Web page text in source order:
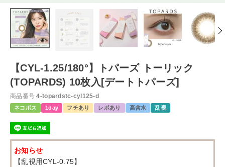
【CYL-1.25/180°】トパーズ トーリック
(TOPARDS) 10枚入[デートトパーズ]
商品番号 4-topardstc-cyl125-d
ネコポス 1day フチあり レポあり 高含水 乱視
お知らせ
【乱視用CYL-0.75】